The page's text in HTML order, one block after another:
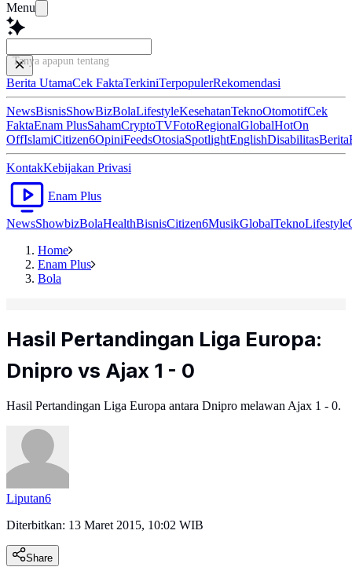
Menu
Tanya apapun tentang artikel
Berita UtamaCek FaktaTerkiniTerpopulerRekomendasi
NewsBisnisShowBizBolaLifestyleKesehatanTeknoOtomotifCek
FaktaEnam PlusSahamCryptoTVFotoRegionalGlobalHotOn
OffIslamiCitizen6OpiniFeedsOtosiaSpotlightEnglishDisabilitasBerita
KontakKebijakan Privasi
Enam Plus
NewsShowbizBolaHealthBisnisCitizen6MusikGlobalTeknoLifestyle
Home
Enam Plus
Bola
Hasil Pertandingan Liga Europa:
Dnipro vs Ajax 1 - 0
Hasil Pertandingan Liga Europa antara Dnipro melawan Ajax 1 - 0.
Liputan6
Diterbitkan: 13 Maret 2015, 10:02 WIB
Share